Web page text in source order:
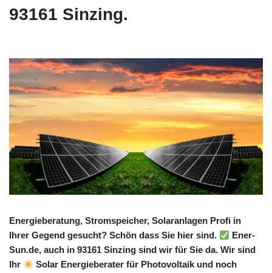
93161 Sinzing.
Energieberatung, Stromspeicher, Solaranlagen Profi in
Ihrer Gegend gesucht? Schön dass Sie hier sind.
Ener-
Sun.de, auch in 93161 Sinzing sind wir für Sie da. Wir sind
Ihr
Solar Energieberater für Photovoltaik und noch